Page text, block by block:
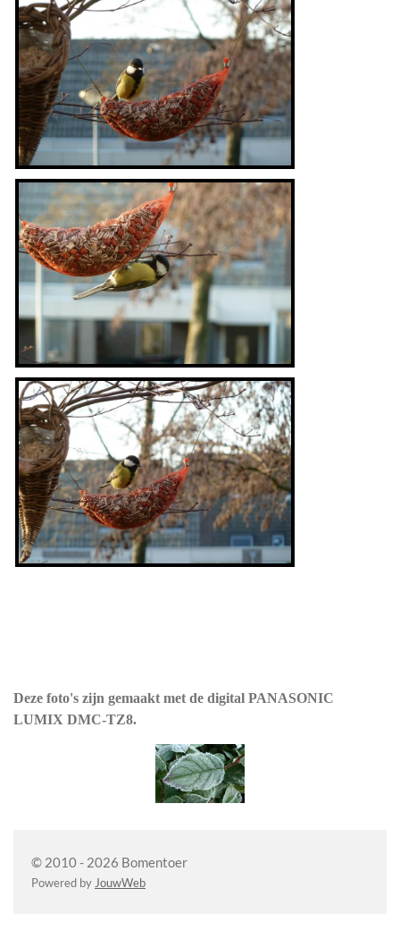
Deze foto's zijn gemaakt met de digital PANASONIC
LUMIX DMC-TZ8.
© 2010 - 2026 Bomentoer
Powered by JouwWeb